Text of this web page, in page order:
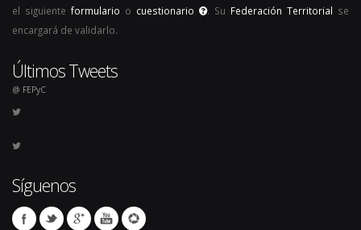
el siguiente formulario o cuestionario . Su Federación Territorial se
encargará de validarlo.
Últimos Tweets
@ FEPyC
Síguenos